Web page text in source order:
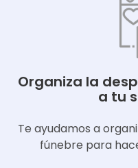
Organiza la
a tu
Te ayudamos a
fúnebre para